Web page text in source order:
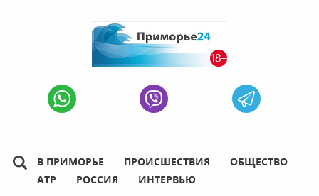
В ПРИМОРЬЕ ПРОИСШЕСТВИЯ
ОБЩЕСТВО
АТР
РОССИЯ ИНТЕРВЬЮ